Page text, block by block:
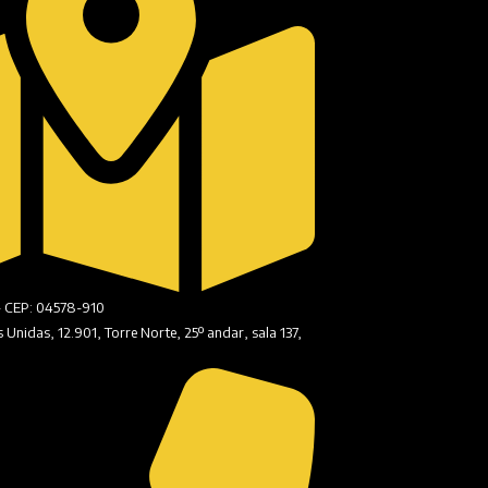
04578-910
12.901, Torre Norte, 25º andar, sala 137,